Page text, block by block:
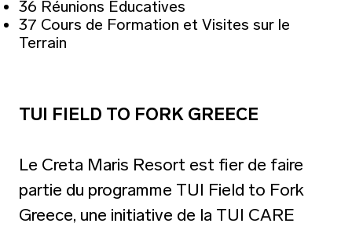
36 Réunions Éducatives
37 Cours de Formation et Visites sur le
Terrain
TUI FIELD TO FORK GREECE
Le Creta Maris Resort est fier de faire
partie du programme TUI Field to Fork
Greece, une initiative de la TUI CARE